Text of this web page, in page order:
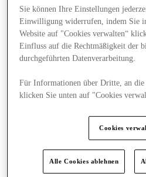
Angebote
Sie können Ihre Einstellungen
Einwilligung widerrufen, indem Sie
Website auf "Cookies verwalten“
Einfluss auf die Rechtmäßigkeit der
durchgeführten Datenverarbeitung.
Für Informationen über Dritte, an die
klicken Sie unten auf "Cookies
Cookies
Alle Cookies ablehnen